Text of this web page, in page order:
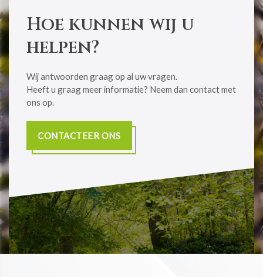
Hoe kunnen wij u
helpen?
Wij antwoorden graag op al uw vragen.
​​​​​​​Heeft u graag meer informatie? Neem dan contact met
ons op.
CONTACTEER ONS